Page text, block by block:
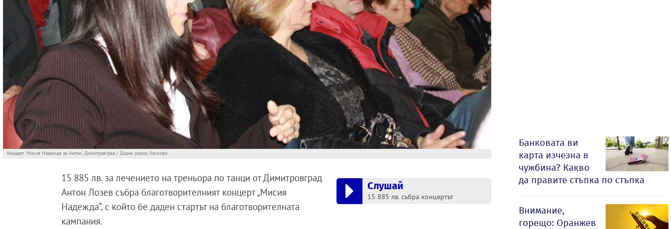
Концерт "Мисия Надежда за Антон", Димитровград / Дарик радио, Хасково
Слушай
15 885 лв. събра концертът
15 885 лв. за лечението на треньора по танци от Димитровград
Антон Лозев събра благотворителният концерт „Мисия
Надежда“, с който бе даден стартът на благотворителната
кампания.
Банковата ви
карта изчезна в
чужбина? Какво
да правите стъпка по стъпка
Внимание,
горещо: Оранжев